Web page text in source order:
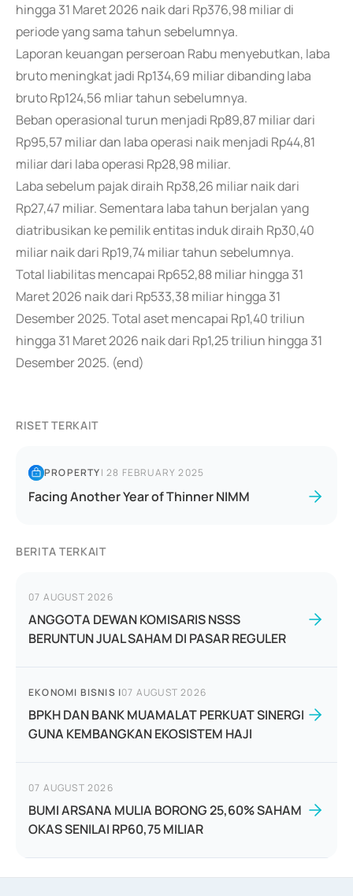
hingga 31 Maret 2026 naik dari Rp376,98 miliar di
periode yang sama tahun sebelumnya.
Laporan keuangan perseroan Rabu menyebutkan, laba
bruto meningkat jadi Rp134,69 miliar dibanding laba
bruto Rp124,56 mliar tahun sebelumnya.
Beban operasional turun menjadi Rp89,87 miliar dari
Rp95,57 miliar dan laba operasi naik menjadi Rp44,81
miliar dari laba operasi Rp28,98 miliar.
Laba sebelum pajak diraih Rp38,26 miliar naik dari
Rp27,47 miliar. Sementara laba tahun berjalan yang
diatribusikan ke pemilik entitas induk diraih Rp30,40
miliar naik dari Rp19,74 miliar tahun sebelumnya.
Total liabilitas mencapai Rp652,88 miliar hingga 31
Maret 2026 naik dari Rp533,38 miliar hingga 31
Desember 2025. Total aset mencapai Rp1,40 triliun
hingga 31 Maret 2026 naik dari Rp1,25 triliun hingga 31
Desember 2025. (end)
RISET TERKAIT
PROPERTY|28 FEBRUARY 2025
Facing Another Year of Thinner NIMM
BERITA TERKAIT
07 AUGUST 2026
ANGGOTA DEWAN KOMISARIS NSSS
BERUNTUN JUAL SAHAM DI PASAR REGULER
EKONOMI BISNIS |07 AUGUST 2026
BPKH DAN BANK MUAMALAT PERKUAT SINERGI
GUNA KEMBANGKAN EKOSISTEM HAJI
07 AUGUST 2026
BUMI ARSANA MULIA BORONG 25,60% SAHAM
OKAS SENILAI RP60,75 MILIAR